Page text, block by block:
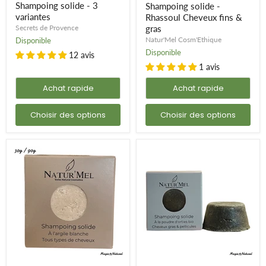
Shampoing solide - 3
variantes
Secrets de Provence
Disponible
12 avis
Achat rapide
Choisir des options
fins
&
gras
Shampoing solide -
Rhassoul Cheveux fins &
gras
Natur'Mel Cosm'Ethique
Disponible
1 avis
Achat rapide
Choisir des options